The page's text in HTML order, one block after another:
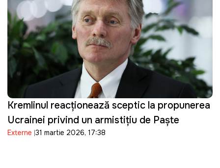
Kremlinul reacționează sceptic la propunerea
Ucrainei privind un armistițiu de Paște
Externe 31 martie 2026, 17:38